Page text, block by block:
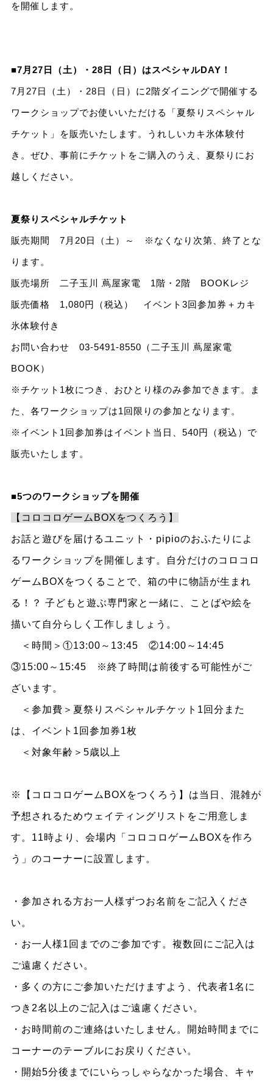
を開催します。
■7月27日（土）・28日（日）はスペシャルDAY！
7月27日（土）・28日（日）に2階ダイニングで開催する
ワークショップでお使いいただける「夏祭りスペシャル
チケット」を販売いたします。うれしいカキ氷体験付
き。ぜひ、事前にチケットをご購入のうえ、夏祭りにお
越しください。
夏祭りスペシャルチケット
販売期間 7月20日（土）～ ※なくなり次第、終了とな
ります。
販売場所 二子玉川 蔦屋家電 1階・2階 BOOKレジ
販売価格 1,080円（税込） イベント3回参加券＋カキ
氷体験付き
お問い合わせ 03-5491-8550（二子玉川 蔦屋家電
BOOK）
※チケット1枚につき、おひとり様のみ参加できます。ま
た、各ワークショップは1回限りの参加となります。
※イベント1回参加券はイベント当日、540円（税込）で
販売いたします。
■5つのワークショップを開催
【コロコロゲームBOXをつくろう】
お話と遊びを届けるユニット・pipioのおふたりによ
るワークショップを開催します。自分だけのコロコロ
ゲームBOXをつくることで、箱の中に物語が生まれ
る！？ 子どもと遊ぶ専門家と一緒に、ことばや絵を
描いて自分らしく工作しましょう。
＜時間＞①13:00～13:45 ②14:00～14:45
③15:00～15:45 ※終了時間は前後する可能性がご
ざいます。
＜参加費＞夏祭りスペシャルチケット1回分また
は、イベント1回参加券1枚
＜対象年齢＞5歳以上
※【コロコロゲームBOXをつくろう】は当日、混雑が
予想されるためウェイティングリストをご用意しま
す。11時より、会場内「コロコロゲームBOXを作ろ
う」のコーナーに設置します。
・参加される方お一人様ずつお名前をご記入くださ
い。
・お一人様1回までのご参加です。複数回にご記入は
ご遠慮ください。
・多くの方にご参加いただけますよう、代表者1名に
つき2名以上のご記入はご遠慮ください。
・お時間前のご連絡はいたしません。開始時間までに
コーナーのテーブルにお戻りください。
・開始5分後までにいらっしゃらなかった場合、キャ